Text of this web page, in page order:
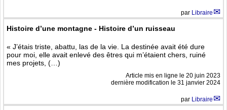
par Libraire
Histoire d’une montagne - Histoire d’un ruisseau
« J’étais triste, abattu, las de la vie. La destinée avait été dure
pour moi, elle avait enlevé des êtres qui m’étaient chers, ruiné
mes projets, (…)
Article mis en ligne le 20 juin 2023
dernière modification le 31 janvier 2024
par Libraire